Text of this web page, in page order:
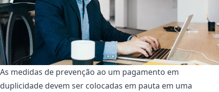
As medidas de prevenção ao um pagamento em
duplicidade devem ser colocadas em pauta em uma